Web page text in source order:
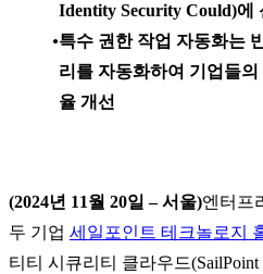
Identity Security Could)에
특수 권한 작업 자동화는
리를 자동화하여 기업들
율 개선
(2024년 11월 20일 – 서울)엔터프
두 기업 세일포인트 테크놀로지
티티 시큐리티 클라우드(SailPoint